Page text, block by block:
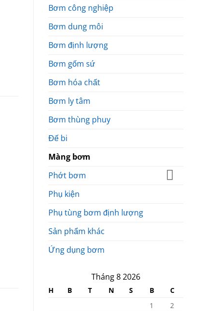
Bơm công nghiệp
Bơm dung môi
Bơm định lượng
Bơm gốm sứ
Bơm hóa chất
Bơm ly tâm
Bơm thùng phuy
Đế bi
Màng bơm
Phớt bơm
Phụ kiện
Phụ tùng bơm định lượng
Sản phẩm khác
Ứng dụng bơm
Tháng 8 2026
H B T N S B
C
1
2